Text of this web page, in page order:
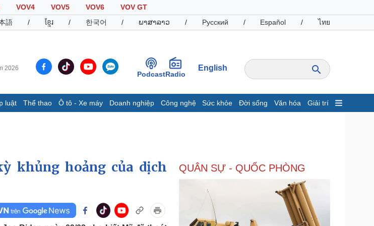
VOV4 VOV5 VOV6
VOV GT
語 / ខ្មែរ / 한국어 / ພາສາລາວ / Русский / Español / ไทย
2026
PodcastRadio
English
luật Thể thao Ô tô - Xe máy Doanh nghiệp Công nghệ Sức khỏe Đời sống Văn hóa Giải trí
Infographic
Chứng khoán
Ô tô - Xe máy
Doanh nghiệp
Thông tin doanh nghiệp
Sành điệu
khủng hoảng của dịch
QUÂN SỰ - QUỐC PHÒNG